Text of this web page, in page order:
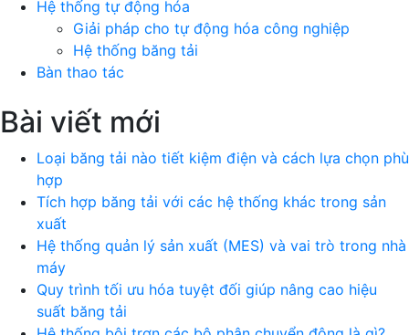
Hệ thống tự động hóa
Giải pháp cho tự động hóa công nghiệp
Hệ thống băng tải
Bàn thao tác
Bài viết mới
Loại băng tải nào tiết kiệm điện và cách lựa chọn phù
hợp
Tích hợp băng tải với các hệ thống khác trong sản
xuất
Hệ thống quản lý sản xuất (MES) và vai trò trong nhà
máy
Quy trình tối ưu hóa tuyệt đối giúp nâng cao hiệu
suất băng tải